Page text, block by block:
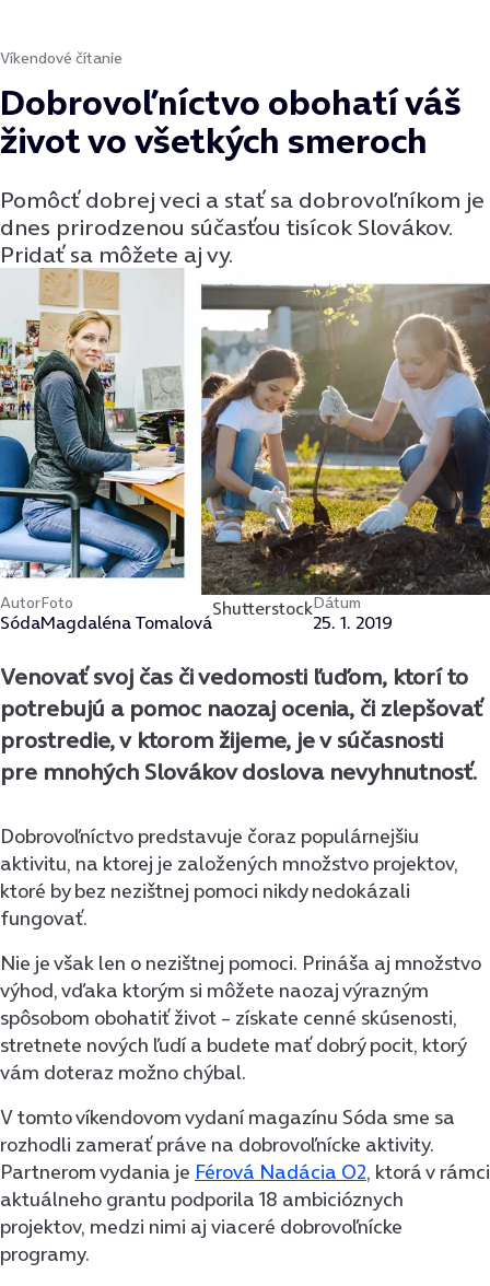
Víkendové čítanie
Dobrovoľníctvo obohatí váš
život vo všetkých smeroch
Pomôcť dobrej veci a stať sa dobrovoľníkom je
dnes prirodzenou súčasťou tisícok Slovákov.
Pridať sa môžete aj vy.
Autor
Sóda
Foto
Magdaléna Tomalová
ShutterstockDátum
25. 1. 2019
Venovať svoj čas či vedomosti ľuďom, ktorí to
potrebujú a pomoc naozaj ocenia, či zlepšovať
prostredie, v ktorom žijeme, je v súčasnosti
pre mnohých Slovákov doslova nevyhnutnosť.
Dobrovoľníctvo predstavuje čoraz populárnejšiu
aktivitu, na ktorej je založených množstvo projektov,
ktoré by bez nezištnej pomoci nikdy nedokázali
fungovať.
Nie je však len o nezištnej pomoci. Prináša aj množstvo
výhod, vďaka ktorým si môžete naozaj výrazným
spôsobom obohatiť život – získate cenné skúsenosti,
stretnete nových ľudí a budete mať dobrý pocit, ktorý
vám doteraz možno chýbal.
V tomto víkendovom vydaní magazínu Sóda sme sa
rozhodli zamerať práve na dobrovoľnícke aktivity.
Partnerom vydania je Férová Nadácia O2, ktorá v rámci
aktuálneho grantu podporila 18 ambicióznych
projektov, medzi nimi aj viaceré dobrovoľnícke
programy.